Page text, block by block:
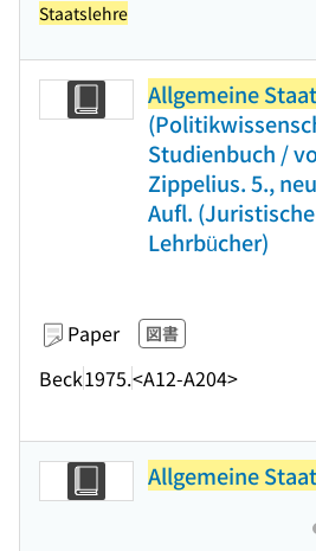
Staatslehre
Allgemeine
Studienbuch /
Zippelius. 5.,
Aufl.
Lehrbücher)
Paper 図書
Beck1975.<A12-A204>
Allgemeine